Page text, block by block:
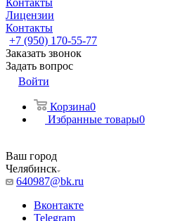
Контакты
Лицензии
Контакты
+7 (950) 170-55-77
Заказать звонок
Задать вопрос
Войти
Корзина0
Избранные товары0
Ваш город
Челябинск
640987@bk.ru
Вконтакте
Telegram